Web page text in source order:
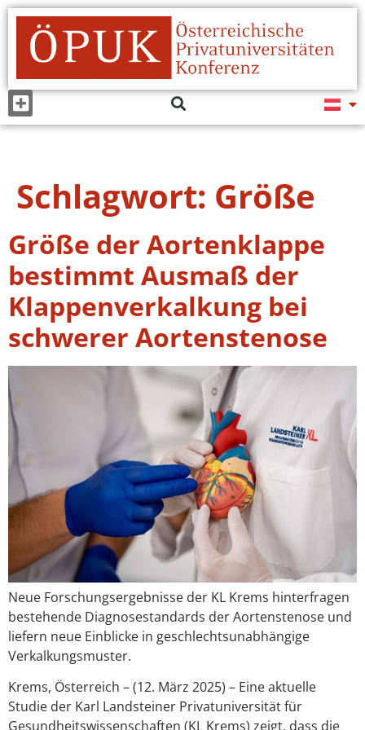
Schlagwort: Größe
Größe der Aortenklappe
bestimmt Ausmaß der
Klappenverkalkung bei
schwerer Aortenstenose
Neue Forschungsergebnisse der KL Krems hinterfragen
bestehende Diagnosestandards der Aortenstenose und
liefern neue Einblicke in geschlechtsunabhängige
Verkalkungsmuster.
Krems, Österreich – (12. März 2025) – Eine aktuelle
Studie der Karl Landsteiner Privatuniversität für
Gesundheitswissenschaften (KL Krems) zeigt, dass die